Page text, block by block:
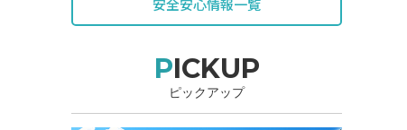
安全安心情報一覧
PICKUP
ピックアップ